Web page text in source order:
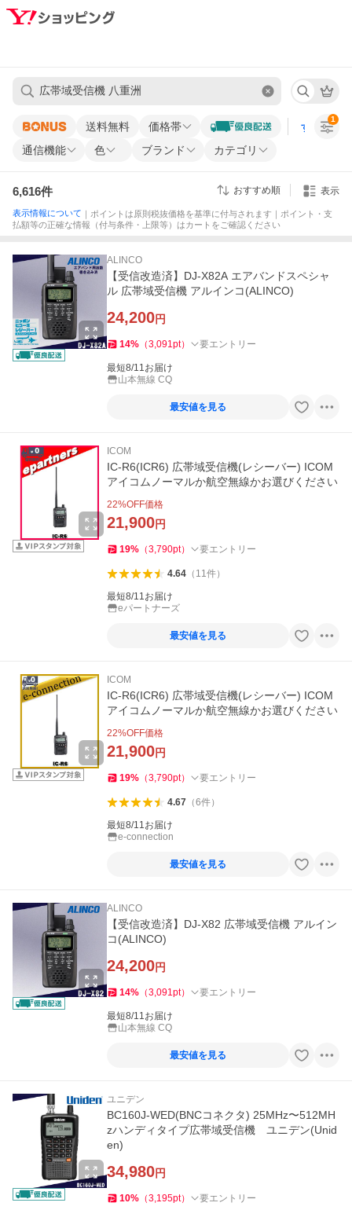
送料無料 価格帯 すべての条
通信機能 色 ブランド カテゴリ
1
6,616件 おすすめ順 表示
表示情報について ｜ポイントは原則税抜価格を基準に付与されます｜ポイント・支
払額等の正確な情報（付与条件・上限等）はカートをご確認ください
ALINCO
【受信改造済】DJ-X82A エアバンドスペシャ
ル 広帯域受信機 アルインコ(ALINCO)
24,200円
14% （3,091pt） 要エントリー
最短8/11お届け
山本無線 CQ
最安値を見る
ICOM
IC-R6(ICR6) 広帯域受信機(レシーバー) ICOM
アイコムノーマルか航空無線かお選びください
22%OFF価格
21,900円
19% （3,790pt） 要エントリー
4.64（ 11件）
最短8/11お届け
eパートナーズ
最安値を見る
ICOM
IC-R6(ICR6) 広帯域受信機(レシーバー) ICOM
アイコムノーマルか航空無線かお選びください
22%OFF価格
21,900円
19% （3,790pt） 要エントリー
4.67（6件）
最短8/11お届け
e-connection
最安値を見る
ALINCO
【受信改造済】DJ-X82 広帯域受信機 アルイン
コ(ALINCO)
24,200円
14% （3,091pt） 要エントリー
最短8/11お届け
山本無線 CQ
最安値を見る
ユニデン
BC160J-WED(BNCコネクタ) 25MHz〜512MH
zハンディタイプ広帯域受信機 ユニデン(Unid
en)
34,980円
10% （3,195pt） 要エントリー